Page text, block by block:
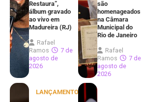
Restaura”,
álbum gravado
ao vivo em
Madureira (RJ)
Rafael
Ramos
7 de
agosto de
2026
são
homenageados
na Câmara
Municipal do
Rio de Janeiro
Rafael
Ramos
7 de
agosto de
2026
LANÇAMENTOS